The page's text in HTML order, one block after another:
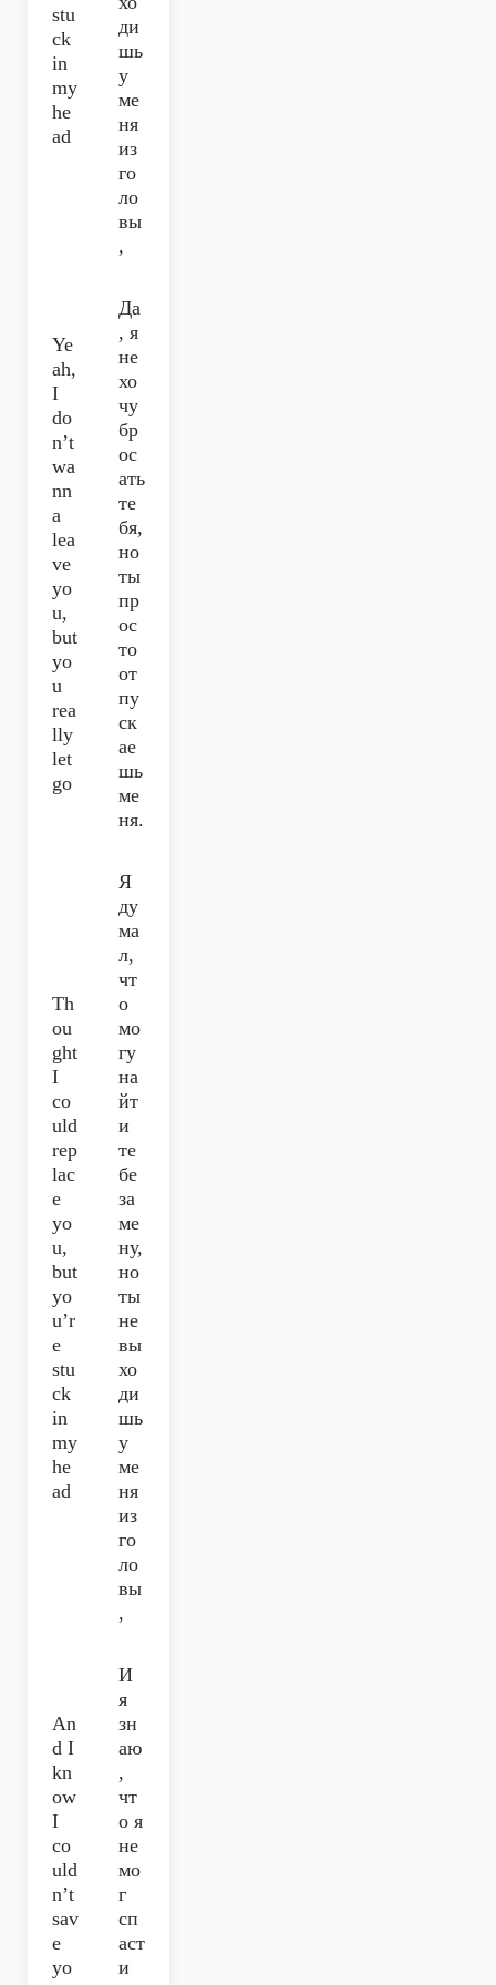
stu
ck
in
my
he
ad
ди
шь
у
ме
ня
из
го
ло
вы
,
Ye
ah,
I
do
n’t
wa
nn
a
lea
ve
yo
u,
but
yo
u
rea
lly
let
go
Да
, я
не
хо
чу
бр
ос
ать
те
бя,
но
ты
пр
ос
то
от
пу
ск
ае
шь
ме
ня.
Th
ou
ght
I
co
uld
rep
lac
e
yo
u,
but
yo
u’r
e
stu
ck
in
my
he
ad
Я
ду
ма
л,
чт
о
мо
гу
на
йт
и
те
бе
за
ме
ну,
но
ты
не
вы
хо
ди
шь
у
ме
ня
из
го
ло
вы
,
An
d I
kn
ow
I
co
uld
n’t
sav
e
yo
И
я
зн
аю
,
чт
о я
не
мо
г
сп
аст
и